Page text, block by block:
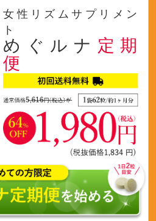
女性リズムサプリメン
ト
めぐルナ 定期
便